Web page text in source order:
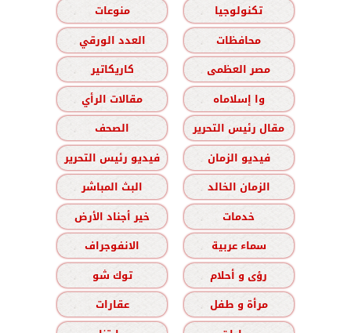
تكنولوجيا
منوعات
محافظات
العدد الورقي
مصر العظمى
كاريكاتير
وا إسلاماه
مقالات الرأي
مقال رئيس التحرير
الصحف
فيديو الزمان
فيديو رئيس التحرير
الزمان الخالد
البث المباشر
خدمات
خير أجناد الأرض
سماء عربية
الانفوجراف
رؤى و أحلام
توك شو
مرأة و طفل
عقارات